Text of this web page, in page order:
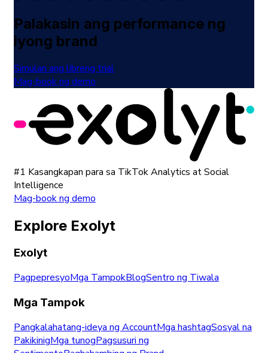
Palakasin ang performance ng
iyong brand
Simulan ang libreng trial
Mag-book ng demo
#1 Kasangkapan para sa TikTok Analytics at Social
Intelligence
Mag-book ng demo
Explore Exolyt
Exolyt
PagpepresyoMga TampokBlogSentro ng Tiwala
Mga Tampok
Pangkalahatang-ideya ng AccountMga hashtagSosyal na
PakikinigMga tunogPagsusuri ng